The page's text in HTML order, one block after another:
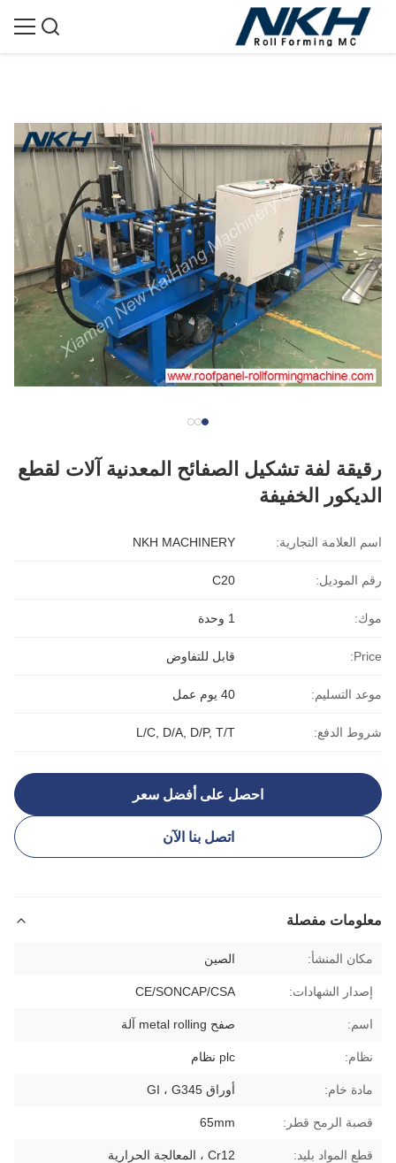
رقيقة لفة تشكيل الصفائح المعدنية آلات لقطع
الديكور الخفيفة
اسم العلامة التجارية: NKH MACHINERY
رقم الموديل: C20
موك: 1 وحدة
Price: قابل للتفاوض
موعد التسليم: 40 يوم عمل
شروط الدفع: L/C, D/A, D/P, T/T
احصل على أفضل سعر
اتصل بنا الآن
معلومات مفصلة
مكان المنشأ: الصين
إصدار الشهادات: CE/SONCAP/CSA
اسم: صفح metal rolling آلة
نظام: plc نظام
مادة خام: أوراق GI ، G345
قصبة الرمح قطر: 65mm
قطع المواد بليد: Cr12 ، المعالجة الحرارية